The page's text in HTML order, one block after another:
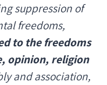
suppression of
freedoms,
to the freedoms
opinion, religion
and association,